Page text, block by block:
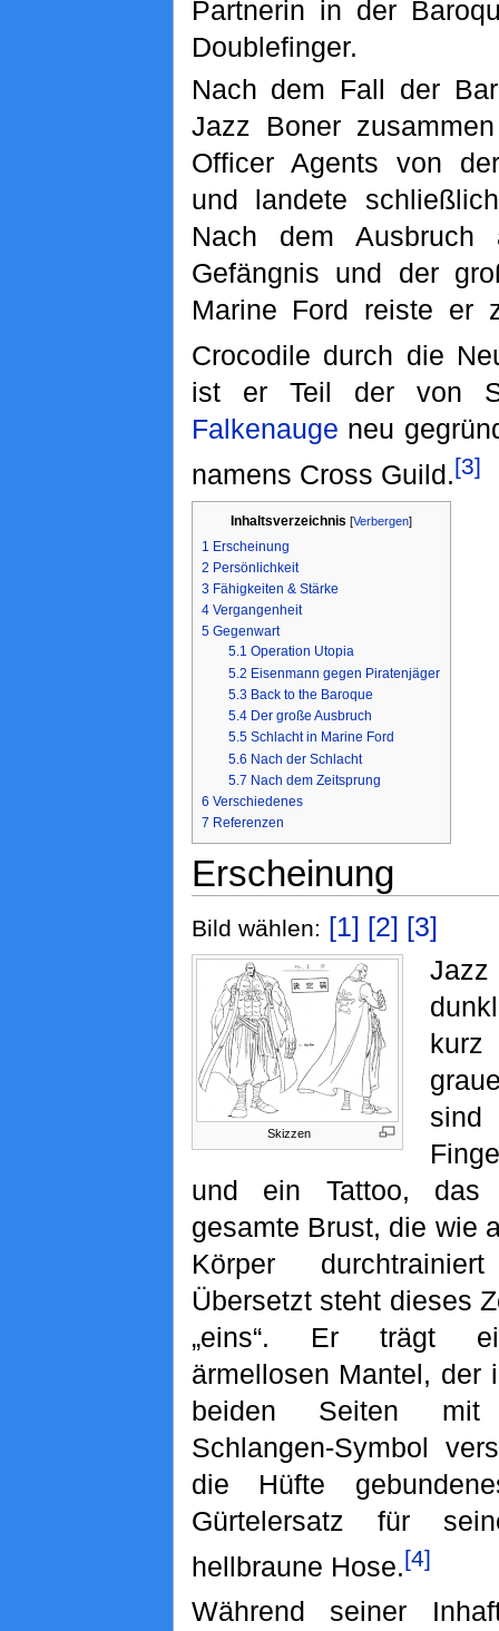
Partnerin in der
Doublefinger.
Nach dem Fall der
Jazz Boner
Officer Agents von
und landete
Nach dem Ausbruch
Gefängnis und der
Marine Ford reiste er
Crocodile durch die
ist er Teil der von
Falkenauge neu
namens Cross Guild.[3]
Inhaltsverzeichnis [Verbergen]
1 Erscheinung
2 Persönlichkeit
3 Fähigkeiten & Stärke
4 Vergangenheit
5 Gegenwart
5.1 Operation Utopia
5.2 Eisenmann gegen Piratenjäger
5.3 Back to the Baroque
5.4 Der große Ausbruch
5.5 Schlacht in Marine Ford
5.6 Nach der Schlacht
5.7 Nach dem Zeitsprung
6 Verschiedenes
7 Referenzen
Erscheinung
Bild wählen: [1] [2] [3]
Skizzen
und ein Tattoo,
gesamte Brust, die wie
Körper
Übersetzt steht dieses
„eins“. Er trägt
ärmellosen Mantel, der
beiden Seiten mit
Schlangen-Symbol
die Hüfte
Gürtelersatz für
hellbraune Hose.[4]
Während seiner